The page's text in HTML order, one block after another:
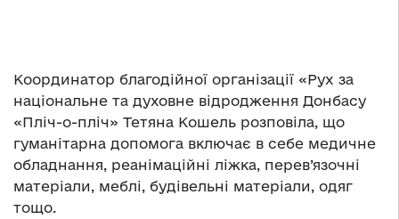
Координатор благодійної організації «Рух за
національне та духовне відродження Донбасу
«Пліч-о-пліч» Тетяна Кошель розповіла, що
гуманітарна допомога включає в себе медичне
обладнання, реанімаційні ліжка, перев’язочні
матеріали, меблі, будівельні матеріали, одяг
тощо.